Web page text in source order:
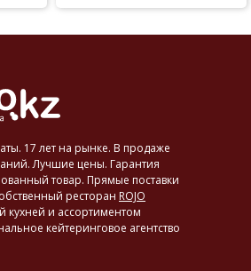
17 лет на рынке. В продаже
Лучшие цены. Гарантия
товар. Прямые поставки
ресторан ROJO
кухней и ассортиментом
кейтеринговое агентство